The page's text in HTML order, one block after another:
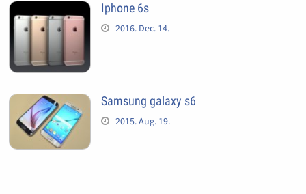
Iphone 6s
2016. Dec. 14.
Samsung galaxy s6
2015. Aug. 19.